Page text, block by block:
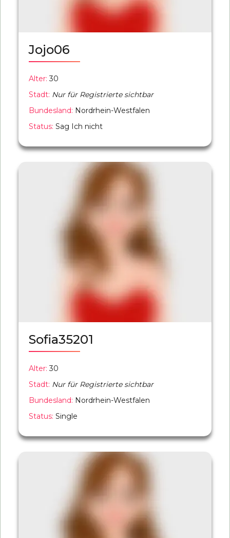
Jojo06
Alter: 30
Stadt: Nur für Registrierte sichtbar
Bundesland: Nordrhein-Westfalen
Status: Sag Ich nicht
Sofia35201
Alter: 30
Stadt: Nur für Registrierte sichtbar
Bundesland: Nordrhein-Westfalen
Status: Single